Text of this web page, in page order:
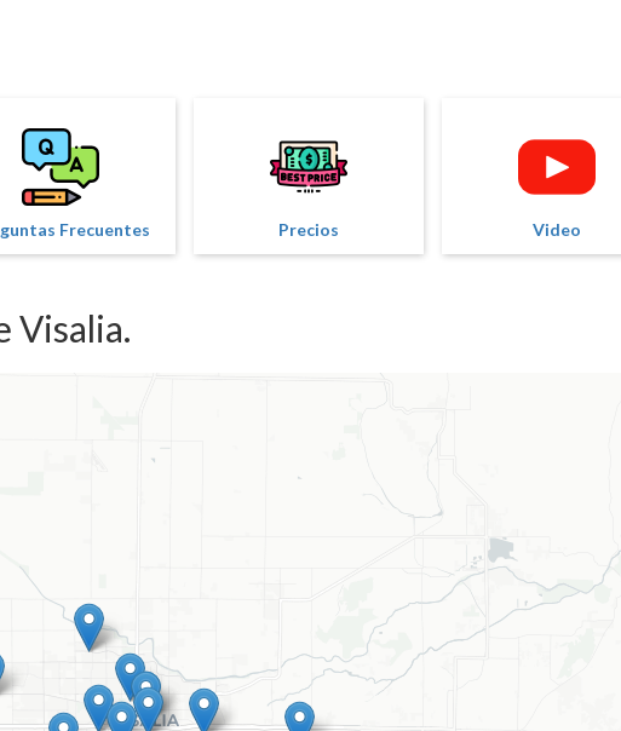
Frecuentes Precios Video
Visalia.